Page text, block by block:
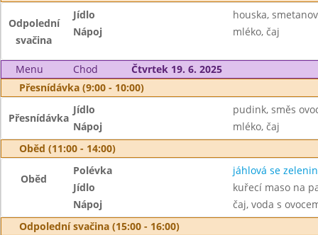
Odpolední
svačina
Jídlo
houska,
Nápoj
mléko, čaj
Menu Chod
Čtvrtek 19. 6. 2025
Přesnídávka (9:00 - 10:00)
Přesnídávka
Jídlo
pudink, směs
Nápoj
mléko, čaj
Oběd (11:00 - 14:00)
Oběd
Polévka
jáhlová se
Jídlo
kuřecí maso na
Nápoj
čaj, voda s
Odpolední svačina (15:00 - 16:00)